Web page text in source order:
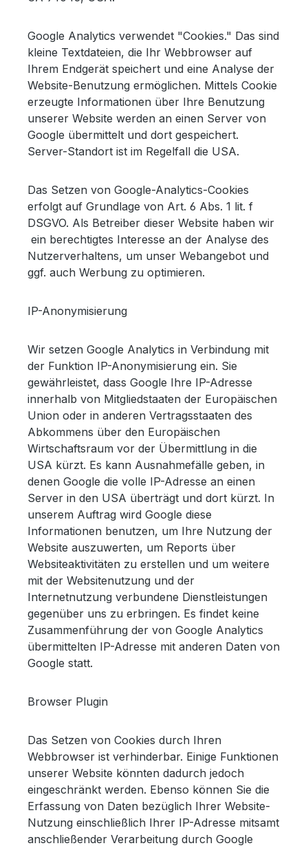
Google Analytics verwendet "Cookies." Das sind
kleine Textdateien, die Ihr Webbrowser auf
Ihrem Endgerät speichert und eine Analyse der
Website-Benutzung ermöglichen. Mittels Cookie
erzeugte Informationen über Ihre Benutzung
unserer Website werden an einen Server von
Google übermittelt und dort gespeichert.
Server-Standort ist im Regelfall die USA.
Das Setzen von Google-Analytics-Cookies
erfolgt auf Grundlage von Art. 6 Abs. 1 lit. f
DSGVO. Als Betreiber dieser Website haben wir
ein berechtigtes Interesse an der Analyse des
Nutzerverhaltens, um unser Webangebot und
ggf. auch Werbung zu optimieren.
IP-Anonymisierung
Wir setzen Google Analytics in Verbindung mit
der Funktion IP-Anonymisierung ein. Sie
gewährleistet, dass Google Ihre IP-Adresse
innerhalb von Mitgliedstaaten der Europäischen
Union oder in anderen Vertragsstaaten des
Abkommens über den Europäischen
Wirtschaftsraum vor der Übermittlung in die
USA kürzt. Es kann Ausnahmefälle geben, in
denen Google die volle IP-Adresse an einen
Server in den USA überträgt und dort kürzt. In
unserem Auftrag wird Google diese
Informationen benutzen, um Ihre Nutzung der
Website auszuwerten, um Reports über
Websiteaktivitäten zu erstellen und um weitere
mit der Websitenutzung und der
Internetnutzung verbundene Dienstleistungen
gegenüber uns zu erbringen. Es findet keine
Zusammenführung der von Google Analytics
übermittelten IP-Adresse mit anderen Daten von
Google statt.
Browser Plugin
Das Setzen von Cookies durch Ihren
Webbrowser ist verhinderbar. Einige Funktionen
unserer Website könnten dadurch jedoch
eingeschränkt werden. Ebenso können Sie die
Erfassung von Daten bezüglich Ihrer Website-
Nutzung einschließlich Ihrer IP-Adresse mitsamt
anschließender Verarbeitung durch Google